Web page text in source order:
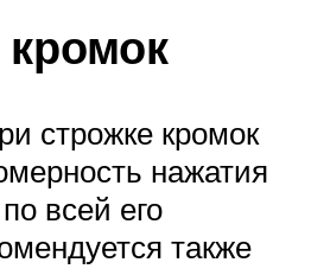
строжке кромок
нажатия
всей его
также